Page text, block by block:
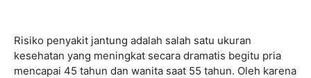
Risiko penyakit jantung adalah salah satu ukuran
kesehatan yang meningkat secara dramatis begitu pria
mencapai 45 tahun dan wanita saat 55 tahun. Oleh karena